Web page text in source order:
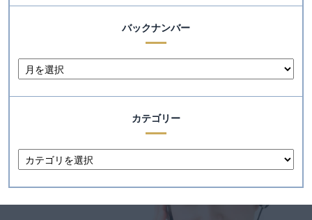
バックナンバー
カテゴリー